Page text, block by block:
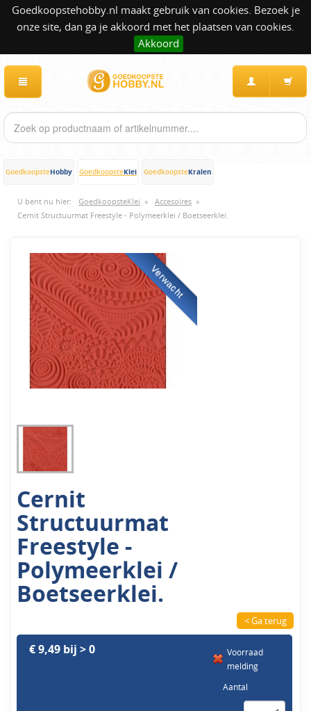
Goedkoopstehobby.nl maakt gebruik van cookies. Bezoek je
onze site, dan ga je akkoord met het plaatsen van cookies.
Akkoord
GoedkoopsteHobby GoedkoopsteKlei GoedkoopsteKralen
U bent nu hier: GoedkoopsteKlei » Accesoires »
Cernit Structuurmat Freestyle - Polymeerklei / Boetseerklei.
Verwacht
Cernit
Structuurmat
Freestyle -
Polymeerklei /
Boetseerklei.
< Ga terug
€ 9,49 bij > 0
Voorraad
melding
Aantal